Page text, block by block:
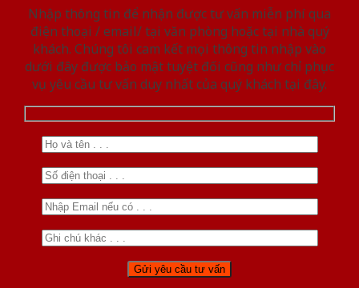
Nhập thông tin để nhận được tư vấn miễn phí qua
điện thoại / email/ tại văn phòng hoặc tại nhà quý
khách. Chúng tôi cam kết mọi thông tin nhập vào
dưới đây được bảo mật tuyệt đối cũng như chỉ phục
vụ yêu cầu tư vấn duy nhất của quý khách tại đây.